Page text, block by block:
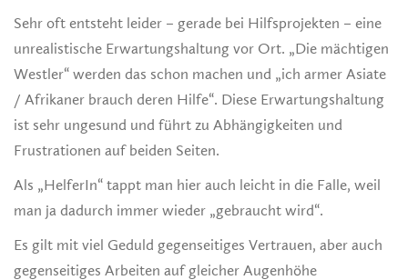
Sehr oft entsteht leider – gerade bei Hilfsprojekten – eine
unrealistische Erwartungshaltung vor Ort. „Die mächtigen
Westler“ werden das schon machen und „ich armer Asiate
/ Afrikaner brauch deren Hilfe“. Diese Erwartungshaltung
ist sehr ungesund und führt zu Abhängigkeiten und
Frustrationen auf beiden Seiten.
Als „HelferIn“ tappt man hier auch leicht in die Falle, weil
man ja dadurch immer wieder „gebraucht wird“.
Es gilt mit viel Geduld gegenseitiges Vertrauen, aber auch
gegenseitiges Arbeiten auf gleicher Augenhöhe